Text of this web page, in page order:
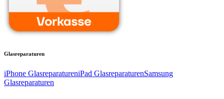
Glasreparaturen
iPhone GlasreparatureniPad GlasreparaturenSamsung
Glasreparaturen